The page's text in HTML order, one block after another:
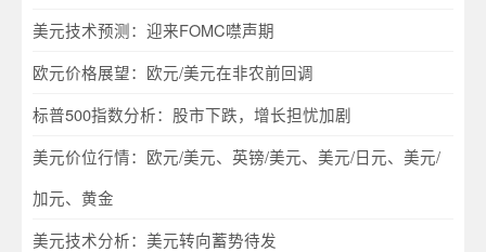
美元技术预测：迎来FOMC噤声期
欧元价格展望：欧元/美元在非农前回调
标普500指数分析：股市下跌，增长担忧加剧
美元价位行情：欧元/美元、英镑/美元、美元/日元、美元/
加元、黄金
美元技术分析：美元转向蓄势待发